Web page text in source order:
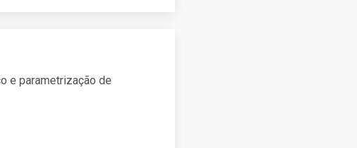
e parametrização de